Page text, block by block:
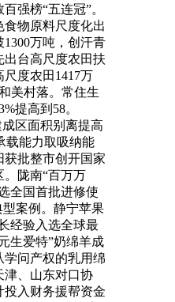
强榜“五连冠”。
食物原料尺度化出
万吨，创汗青
出台高尺度农田扶
度农田1417万
美村落。常住生
提高到58。
区面积别离提高
载能力取吸纳能
获批整市创开国家
陇南“百万万
全国首批进修使
型案例。静宁苹果
经验入选全球最
生爱特”奶绵羊成
学问产权的乳用绵
津、山东对口协
入财务援帮资金